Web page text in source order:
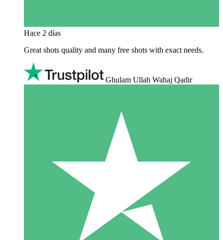
Hace 2 días
Great shots quality and many free shots with exact needs.
Ghulam Ullah Wahaj Qadir